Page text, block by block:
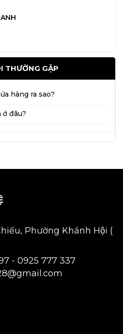
THƯỜNG GẶP
hàng ra sao?
ở đâu?
Phường Khánh Hội (
- 0925 777 337